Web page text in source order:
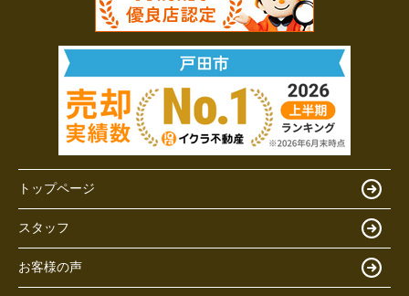
トップページ
スタッフ
お客様の声